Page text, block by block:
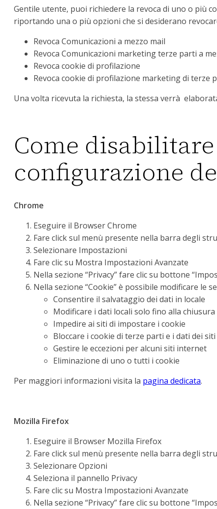
Gentile utente, puoi richiedere la revoca di uno o più
riportando una o più opzioni che si desiderano
Revoca Comunicazioni a mezzo mail
Revoca Comunicazioni marketing terze parti a
Revoca cookie di profilazione
Revoca cookie di profilazione marketing di terze
Una volta ricevuta la richiesta, la stessa verrà
Come
configurazione
Chrome
Eseguire il Browser Chrome
Fare click sul menù presente nella barra degli
Selezionare Impostazioni
Fare clic su Mostra Impostazioni Avanzate
Nella sezione “Privacy” fare clic su bottone
Nella sezione “Cookie” è possibile modificare le
Consentire il salvataggio dei dati in locale
Modificare i dati locali solo fino alla
Impedire ai siti di impostare i cookie
Bloccare i cookie di terze parti e i dati dei siti
Gestire le eccezioni per alcuni siti internet
Eliminazione di uno o tutti i cookie
Per maggiori informazioni visita la pagina dedicata.
Mozilla Firefox
Eseguire il Browser Mozilla Firefox
Fare click sul menù presente nella barra degli
Selezionare Opzioni
Seleziona il pannello Privacy
Fare clic su Mostra Impostazioni Avanzate
Nella sezione “Privacy” fare clic su bottone